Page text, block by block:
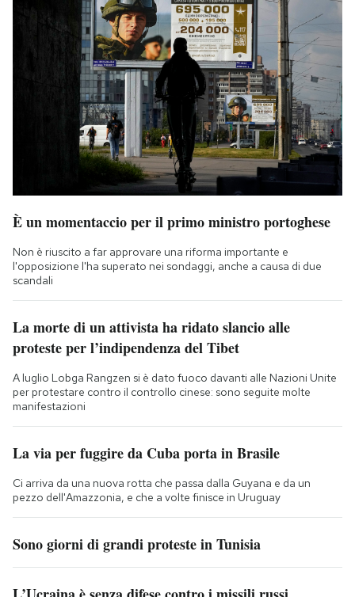
È un momentaccio per il primo ministro portoghese
Non è riuscito a far approvare una riforma importante e
l'opposizione l'ha superato nei sondaggi, anche a causa di due
scandali
La morte di un attivista ha ridato slancio alle
proteste per l’indipendenza del Tibet
A luglio Lobga Rangzen si è dato fuoco davanti alle Nazioni Unite
per protestare contro il controllo cinese: sono seguite molte
manifestazioni
La via per fuggire da Cuba porta in Brasile
Ci arriva da una nuova rotta che passa dalla Guyana e da un
pezzo dell'Amazzonia, e che a volte finisce in Uruguay
Sono giorni di grandi proteste in Tunisia